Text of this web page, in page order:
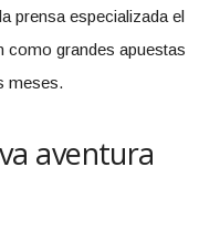
prensa especializada el
como grandes apuestas
meses.
aventura